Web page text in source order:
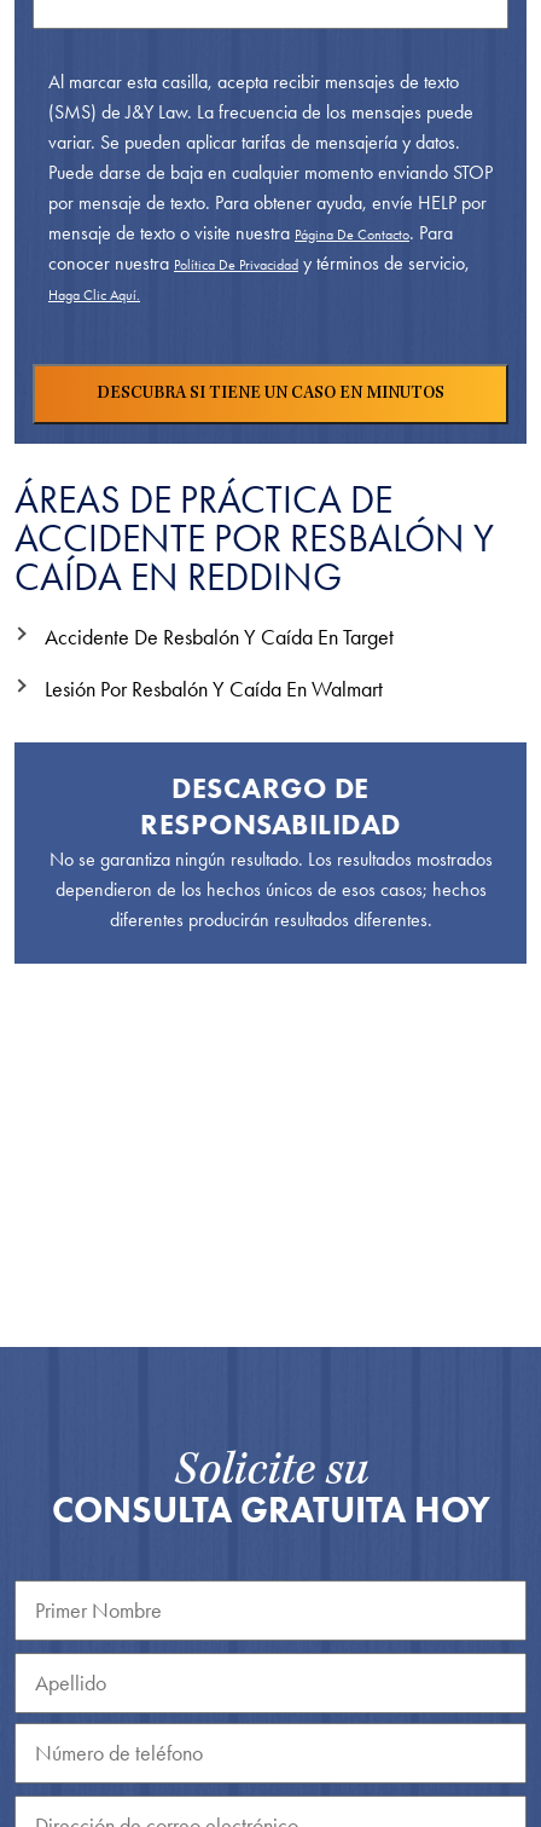
Al marcar esta casilla, acepta recibir mensajes de texto
(SMS) de J&Y Law. La frecuencia de los mensajes puede
variar. Se pueden aplicar tarifas de mensajería y datos.
Puede darse de baja en cualquier momento enviando STOP
por mensaje de texto. Para obtener ayuda, envíe HELP por
mensaje de texto o visite nuestra Página De Contacto. Para
conocer nuestra Política De Privacidad y términos de servicio,
Haga Clic Aquí.
ÁREAS DE PRÁCTICA DE
ACCIDENTE POR RESBALÓN Y
CAÍDA EN REDDING
Accidente De Resbalón Y Caída En Target
Lesión Por Resbalón Y Caída En Walmart
DESCARGO DE
RESPONSABILIDAD
No se garantiza ningún resultado. Los resultados mostrados
dependieron de los hechos únicos de esos casos; hechos
diferentes producirán resultados diferentes.
Solicite su
CONSULTA GRATUITA HOY